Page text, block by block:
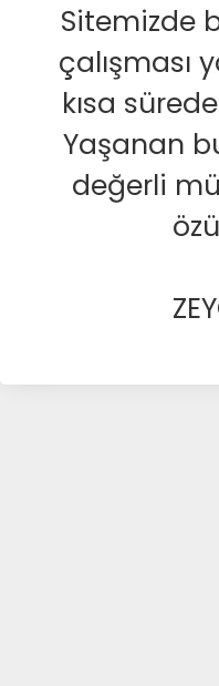
Sitemizde
çalışması
kısa
Yaşanan
değerli